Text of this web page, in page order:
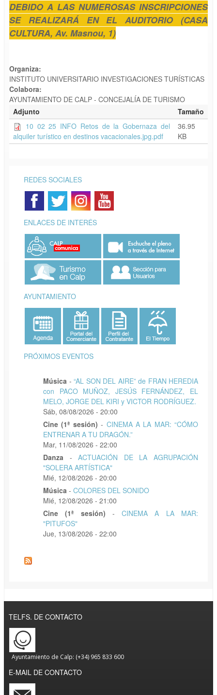
DEBIDO A LAS NUMEROSAS INSCRIPCIONES
SE REALIZARÁ EN EL AUDITORIO (CASA
CULTURA, Av. Masnou, 1)
Organiza:
INSTITUTO UNIVERSITARIO INVESTIGACIONES TURÍSTICAS
Colabora:
AYUNTAMIENTO DE CALP - CONCEJALÍA DE TURISMO
Adjunto
Tamaño
10 02 25 INFO Retos de la Gobernaza del
alquiler turístico en destinos vacacionales.jpg.pdf
36.95
KB
REDES SOCIALES
ENLACES DE INTERÉS
AYUNTAMIENTO
PRÓXIMOS EVENTOS
Música - “AL SON DEL AIRE” de FRAN HEREDIA
con PACO MUÑOZ, JESÚS FERNÁNDEZ, EL
MELO, JORGE DEL KIRI y VICTOR RODRÍGUEZ.
Sáb, 08/08/2026 - 20:00
Cine (1ª sesión) - CINEMA A LA MAR: “CÓMO
ENTRENAR A TU DRAGÓN.”
Mar, 11/08/2026 - 22:00
Danza
-ACTUACIÓN DE LA AGRUPACIÓN
"SOLERA ARTÍSTICA"
Mié, 12/08/2026 - 20:00
Música - COLORES DEL SONIDO
Mié, 12/08/2026 - 21:00
Cine (1ª sesión)
-CINEMA A LA MAR:
"PITUFOS"
Jue, 13/08/2026 - 22:00
TELFS. DE CONTACTO
Ayuntamiento de Calp: (+34) 965 833 600
E-MAIL DE CONTACTO